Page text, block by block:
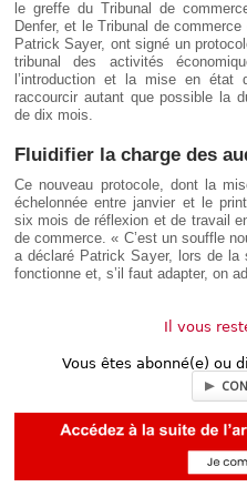
le greffe du Tribunal de
Denfer, et le Tribunal de
Patrick Sayer, ont signé un
tribunal des activités
l’introduction et la mise en état
raccourcir autant que possible la
de dix mois.
Fluidifier la charge des
Ce nouveau protocole, dont la
échelonnée entre janvier et le
six mois de réflexion et de travail
de commerce. « C’est un souffle
a déclaré Patrick Sayer, lors de la
fonctionne et, s’il faut adapter, on
Il vous
Vous êtes abonné(e) ou